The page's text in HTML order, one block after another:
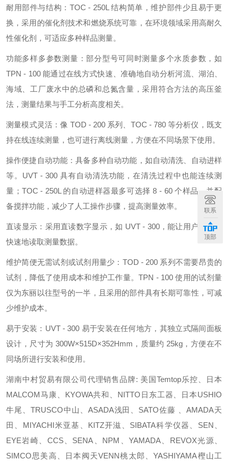
耐用部件与结构：TOC - 250L 结构简单，维护部件少且易于更
换，采用的催化剂技术和燃烧系统可靠，在环境领域采用高耐久
性催化剂，可适应多种样品测量。
功能多样多参数测量：部分型号可同时测量多个水质参数，如
TPN - 100 能通过在线方式快速、准确地自动分析河流、湖泊、
海域、工厂废水中的总磷和总氮含量，采用符合方法的高压釜
法，测量结果与手工分析高度相关。
测量模式灵活：像 TOD - 200 系列、TOC - 780 等分析仪，既支
持在线连续测量，也可进行离线测量，方便在不同场景下使用。
操作便捷自动功能：具备多种自动功能，如自动清洗、自动进样
等。UVT - 300 具有自动清洗功能，在清洗过程中也能连续测
量；TOC - 250L 的自动进样器最多可选择 8 - 60 个样品，并配
备搅拌功能，减少了人工操作步骤，提高测量效率。
直读显示：采用直读数字显示，如 UVT - 300，能让用户直观、
快速地读取测量数据。
维护简便无需试剂或试剂用量少：TOD - 200 系列不需要昂贵的
试剂，降低了使用成本和维护工作量。TPN - 100 使用的试剂量
仅为东丽以往型号的一半，且采用的部件具有长期可靠性，可减
少维护成本。
易于安装：UVT - 300 易于安装在任何地方，其独立式隔间面板
设计，尺寸为 300W×515D×352Hmm，质量约 25kg，方便在不
同场所进行安装和使用。
湖南中村贸易有限公司代理销售品牌: 美国Temtop乐控、日本
MALCOM马康、KYOWA共和、NITTO日东工器、日本USHIO
牛尾、TRUSCO中山、ASADA浅田、SATO佐藤 、AMADA天
田、MIYACHI米亚基、KITZ开滋、SIBATA科学仪器、SEN、
EYE岩崎、CCS、SENA、NPM、YAMADA、REVOX光源、
SIMCO思美高、日本阀天VENN桃太郎、YASHIYAMA樫山工
联系
顶部